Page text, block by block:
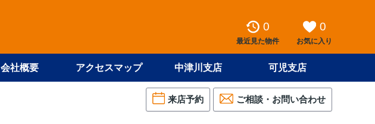
0
最近見た物件
0
お気に入り
会社概要 アクセスマップ 中津川支店 可児支店
来店予約 ご相談・お問い合わせ